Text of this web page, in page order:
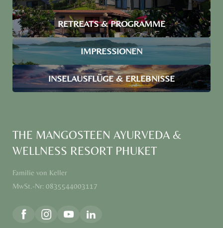
RETREATS & PROGRAMME
IMPRESSIONEN
INSELAUSFLÜGE & ERLEBNISSE
THE MANGOSTEEN AYURVEDA &
WELLNESS RESORT PHUKET
Familie von Keller
MwSt.-Nr: 0835544003117